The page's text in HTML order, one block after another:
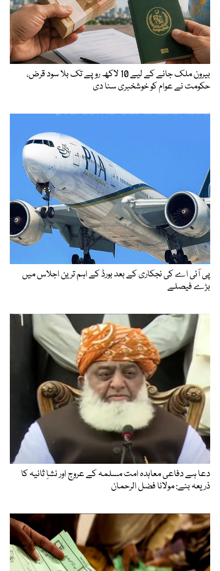
بیرون ملک جانے کے لیے 10 لاکھ روپے تک بلا سود قرض،
حکومت نے عوام کو خوشخبری سنا دی
پی آئی اے کی نجکاری کے بعد بورڈ کے اہم ترین اجلاس میں
بڑے فیصلے
دعا ہے دفاعی معاہدہ امت مسلمہ کے عروج اور نشاِ ثانیہ کا
ذریعہ بنے: مولانا فضل الرحمان